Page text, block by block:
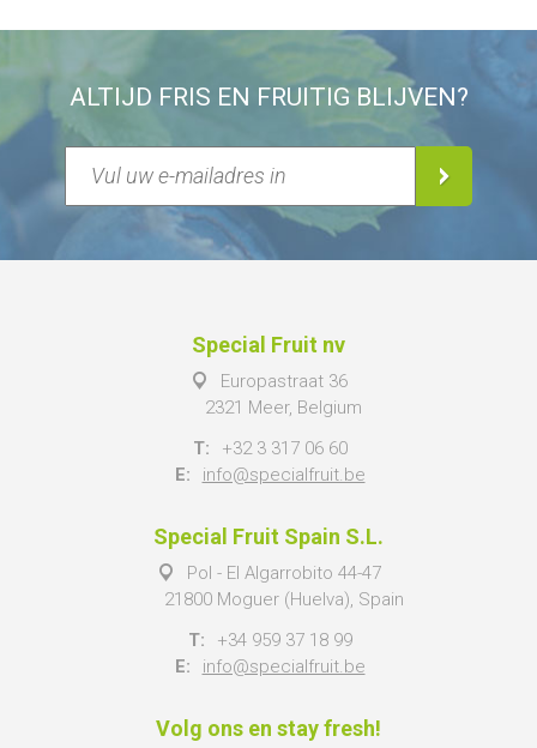
ALTIJD FRIS EN FRUITIG BLIJVEN?
Special Fruit nv
Europastraat 36
2321 Meer, Belgium
T:
+32 3 317 06 60
E:
info@specialfruit.be
Special Fruit Spain S.L.
Pol - El Algarrobito 44-47
21800 Moguer (Huelva), Spain
T:
+34 959 37 18 99
E:
info@specialfruit.be
Volg ons en stay fresh!